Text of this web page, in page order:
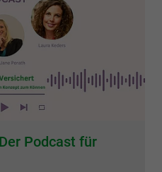
Podcast für